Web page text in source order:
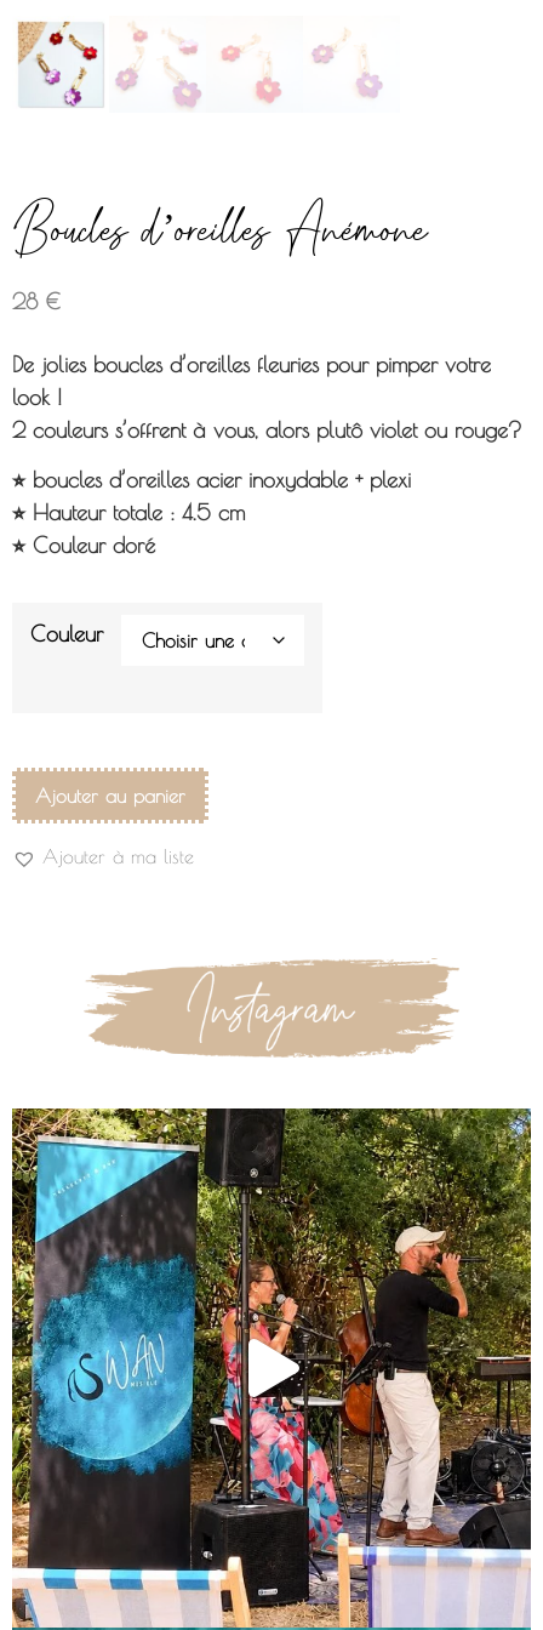
Boucles d’oreilles Anémone
28 €
De jolies boucles d’oreilles fleuries pour pimper votre
look !
2 couleurs s’offrent à vous, alors plutô violet ou rouge?
⭐︎ boucles d’oreilles acier inoxydable + plexi
⭐︎ Hauteur totale : 4.5 cm
⭐︎ Couleur doré
Couleur
Ajouter au panier
Ajouter à ma liste